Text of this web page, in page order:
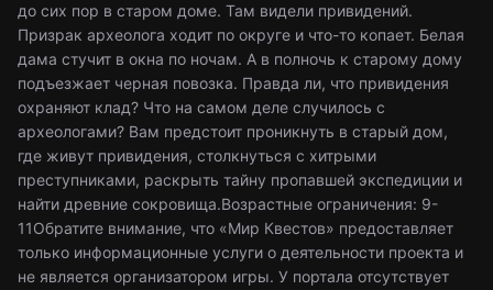
до сих пор в старом доме. Там видели привидений.
Призрак археолога ходит по округе и что-то копает. Белая
дама стучит в окна по ночам. А в полночь к старому дому
подъезжает черная повозка. Правда ли, что привидения
охраняют клад? Что на самом деле случилось с
археологами? Вам предстоит проникнуть в старый дом,
где живут привидения, столкнуться с хитрыми
преступниками, раскрыть тайну пропавшей экспедиции и
найти древние сокровища.Возрастные ограничения: 9-
11Обратите внимание, что «Мир Квестов» предоставляет
только информационные услуги о деятельности проекта и
не является организатором игры. У портала отсутствует